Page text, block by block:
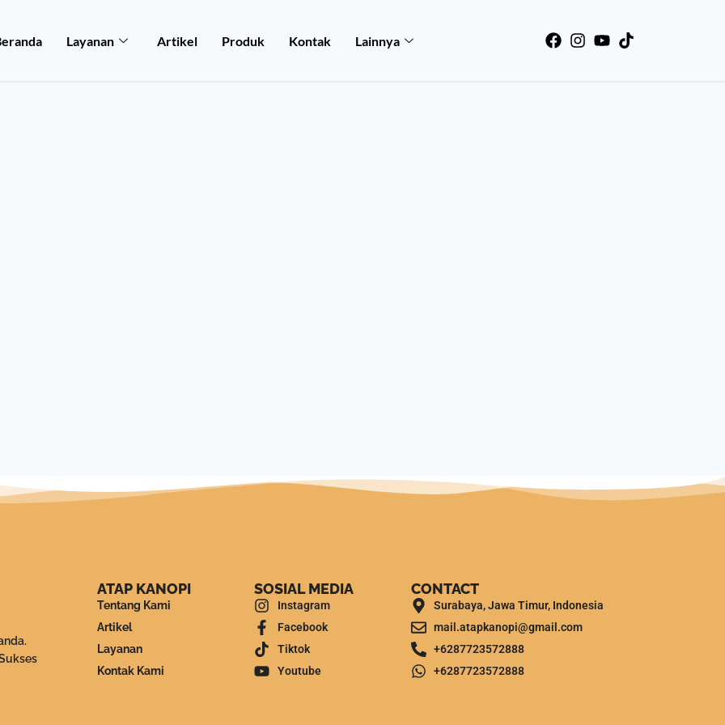
Layanan Artikel Produk Kontak Lainnya
ATAP KANOPI
Tentang Kami
Artikel
Layanan
Kontak Kami
SOSIAL MEDIA
Instagram
Facebook
Tiktok
Youtube
CONTACT
Surabaya, Jawa Timur, Indonesia
mail.atapkanopi@gmail.com
+6287723572888
+6287723572888